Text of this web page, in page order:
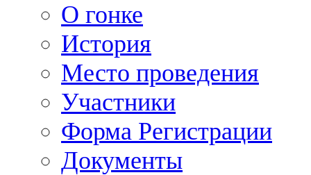
О гонке
История
Место проведения
Участники
Форма Регистрации
Документы